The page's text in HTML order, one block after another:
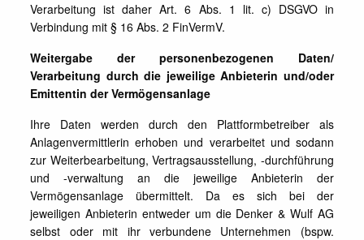
Verarbeitung ist daher Art. 6 Abs. 1 lit. c) DSGVO in
Verbindung mit § 16 Abs. 2 FinVermV.
Weitergabe der personenbezogenen Daten/
Verarbeitung durch die jeweilige Anbieterin und/oder
Emittentin der Vermögensanlage
Ihre Daten werden durch den Plattformbetreiber als
Anlagenvermittlerin erhoben und verarbeitet und sodann
zur Weiterbearbeitung, Vertragsausstellung, -durchführung
und -verwaltung an die jeweilige Anbieterin der
Vermögensanlage übermittelt. Da es sich bei der
jeweiligen Anbieterin entweder um die Denker & Wulf AG
selbst oder mit ihr verbundene Unternehmen (bspw.